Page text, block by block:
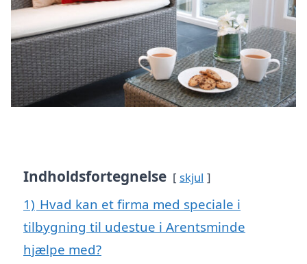
Indholdsfortegnelse skjul
1) Hvad kan et firma med speciale i
tilbygning til udestue i Arentsminde
hjælpe med?